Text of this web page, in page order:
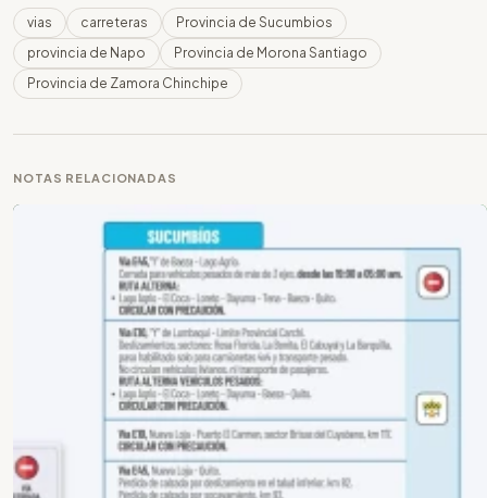
vias carreteras
Provincia de Sucumbios
provincia de Napo
Provincia de Morona Santiago
Provincia de Zamora Chinchipe
NOTAS RELACIONADAS